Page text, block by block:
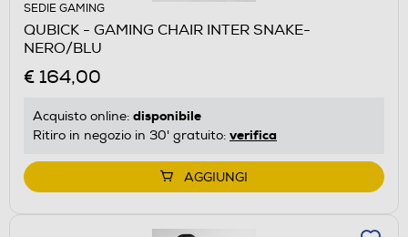
SEDIE GAMING
QUBICK - GAMING CHAIR INTER SNAKE-
NERO/BLU
€ 164,00
Acquisto online: disponibile
Ritiro in negozio in 30' gratuito: verifica
AGGIUNGI